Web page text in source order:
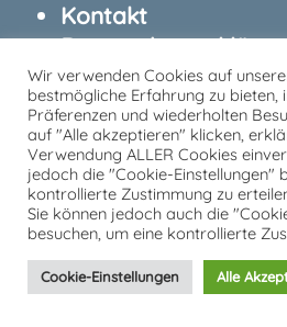
Kontakt
Impressum
von und mit
Wir verwenden Cookies auf
bestmögliche Erfahrung zu bieten,
Präferenzen und wiederholten
auf "Alle akzeptieren" klicken,
Verwendung ALLER Cookies
jedoch die "Cookie-Einstellungen"
kontrollierte Zustimmung zu
Sie können jedoch auch die
besuchen, um eine kontrollierte
Cookie-Einstellungen Alle